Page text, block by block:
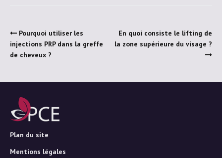
Pourquoi utiliser les
injections PRP dans la greffe
de cheveux ?
En quoi consiste le lifting de
la zone supérieure du visage ?
Plan du site
Mentions légales